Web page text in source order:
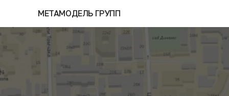
МЕТАМОДЕЛЬ ГРУПП